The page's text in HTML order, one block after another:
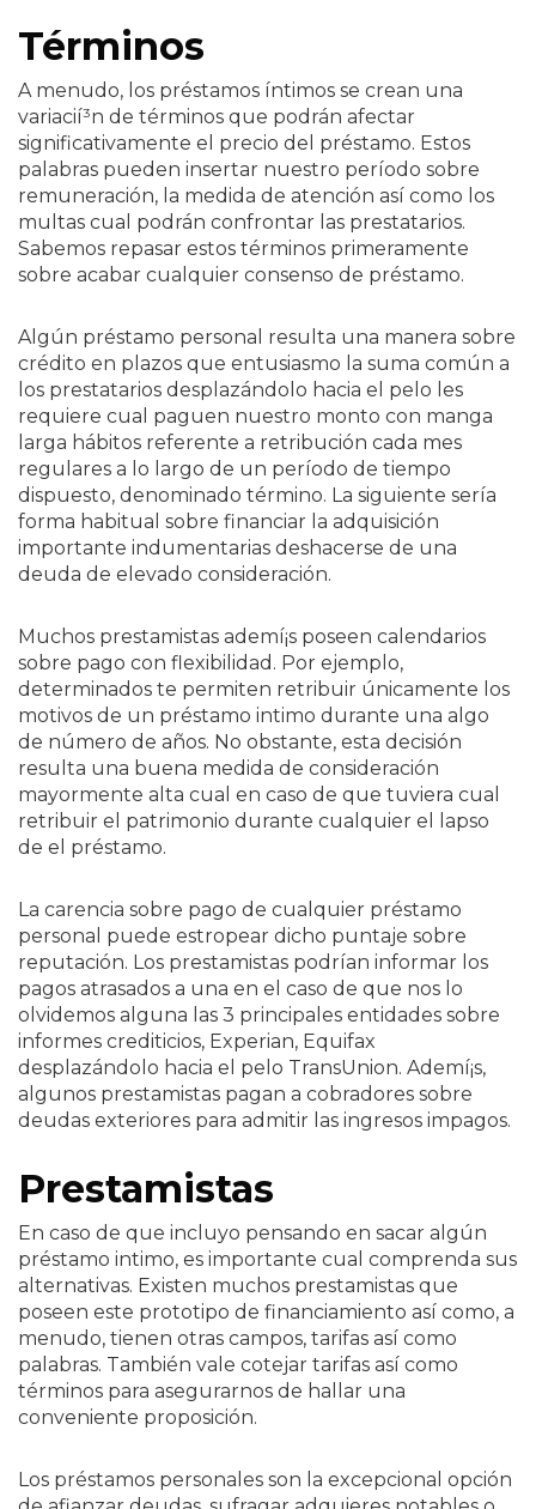
Términos
A menudo, los préstamos íntimos se crean una
variacií³n de términos que podrán afectar
significativamente el precio del préstamo. Estos
palabras pueden insertar nuestro período sobre
remuneración, la medida de atención así­ como los
multas cual podrán confrontar las prestatarios.
Sabemos repasar estos términos primeramente
sobre acabar cualquier consenso de préstamo.
Algún préstamo personal resulta una manera sobre
crédito en plazos que entusiasmo la suma común a
los prestatarios desplazándolo hacia el pelo les
requiere cual paguen nuestro monto con manga
larga hábitos referente a retribución cada mes
regulares a lo largo de un período de tiempo
dispuesto, denominado término. La siguiente sería
forma habitual sobre financiar la adquisición
importante indumentarias deshacerse de una
deuda de elevado consideración.
Muchos prestamistas ademí¡s poseen calendarios
sobre pago con flexibilidad. Por ejemplo,
determinados te permiten retribuir únicamente los
motivos de un préstamo intimo durante una algo
de número de años. No obstante, esta decisión
resulta una buena medida de consideración
mayormente alta cual en caso de que tuviera cual
retribuir el patrimonio durante cualquier el lapso
de el préstamo.
La carencia sobre pago de cualquier préstamo
personal puede estropear dicho puntaje sobre
reputación. Los prestamistas podrían informar los
pagos atrasados ​​a una en el caso de que nos lo
olvidemos alguna las 3 principales entidades sobre
informes crediticios, Experian, Equifax
desplazándolo hacia el pelo TransUnion. Ademí¡s,
algunos prestamistas pagan a cobradores sobre
deudas exteriores para admitir las ingresos impagos.
Prestamistas
En caso de que incluyo pensando en sacar algún
préstamo intimo, es importante cual comprenda sus
alternativas. Existen muchos prestamistas que
poseen este prototipo de financiamiento así­ como, a
menudo, tienen otras campos, tarifas así­ como
palabras. También vale cotejar tarifas así­ como
términos para asegurarnos de hallar una
conveniente proposición.
Los préstamos personales son la excepcional opción